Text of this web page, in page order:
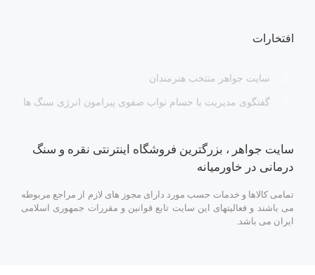
افتخارات
سایت جواهر منتخب هنرمندان
گفتگوی مدیریت با حسام نواب صفوی پیرامون انرژی سنگ ها
سایت جواهر ، بزرگترین فروشگاه اینترنتی نقره و سنگ
درمانی در خاورمیانه
تمامی کالاها و خدمات حسب مورد دارای مجوز های لازم از مراجع مربوطه
می باشند و فعالیتهای این سایت تابع قوانین و مقررات جمهوری اسلامی
ایران می باشد.